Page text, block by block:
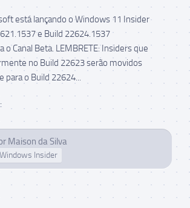
está lançando o Windows 11 Insider
e Build 22624.1537
o Canal Beta. LEMBRETE: Insiders que
no Build 22623 serão movidos
para o Build 22624...
Maison da Silva
Windows Insider